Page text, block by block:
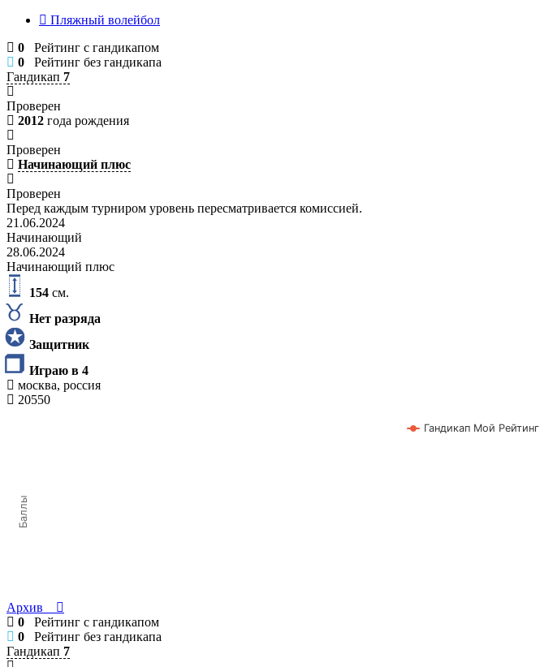
Пляжный волейбол
0 Рейтинг с гандикапом
0 Рейтинг без гандикапа
Гандикап 7
Проверен
2012 года рождения
Проверен
Начинающий плюс
Проверен
Перед каждым турниром уровень пересматривается комиссией.
21.06.2024
Начинающий
28.06.2024
Начинающий плюс
154 см.
Нет разряда
Защитник
Играю в 4
москва, россия
20550
Баллы
Гандикап Мой Рейтинг
Архив
0 Рейтинг с гандикапом
0 Рейтинг без гандикапа
Гандикап 7